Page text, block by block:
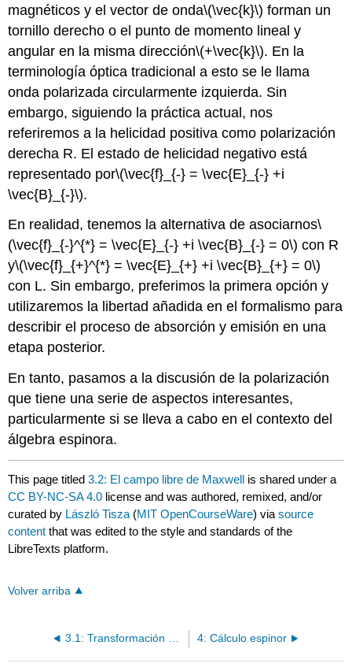
magnéticos y el vector de onda\(\vec{k}\) forman un
tornillo derecho o el punto de momento lineal y
angular en la misma dirección\(+\vec{k}\). En la
terminología óptica tradicional a esto se le llama
onda polarizada circularmente izquierda. Sin
embargo, siguiendo la práctica actual, nos
referiremos a la helicidad positiva como polarización
derecha R. El estado de helicidad negativo está
representado por\(\vec{f}_{-} = \vec{E}_{-} +i
\vec{B}_{-}\).
En realidad, tenemos la alternativa de asociarnos\
(\vec{f}_{-}^{*} = \vec{E}_{-} +i \vec{B}_{-} = 0\) con R
y\(\vec{f}_{+}^{*} = \vec{E}_{+} +i \vec{B}_{+} = 0\)
con L. Sin embargo, preferimos la primera opción y
utilizaremos la libertad añadida en el formalismo para
describir el proceso de absorción y emisión en una
etapa posterior.
En tanto, pasamos a la discusión de la polarización
que tiene una serie de aspectos interesantes,
particularmente si se lleva a cabo en el contexto del
álgebra espinora.
This page titled3.2: El campo libre de Maxwell is shared under a
CC BY-NC-SA 4.0 license and was authored, remixed, and/or
curated by László Tisza (MIT OpenCourseWare) viasource
content that was edited to the style and standards of the
LibreTexts platform.
Volver arriba
3.1: Transformación de Lorentz y fuerza Lorentz 4: Cálculo espinor